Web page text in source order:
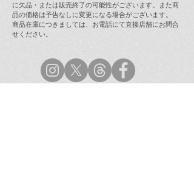
ラムフロム年末年始営業
のご案内
に欠品・または販売終了の可能性がございます。また商
品の価格は予告なしに変更になる場合がございます。
商品在庫につきましては、お電話にて直接店舗にお問合
せください。